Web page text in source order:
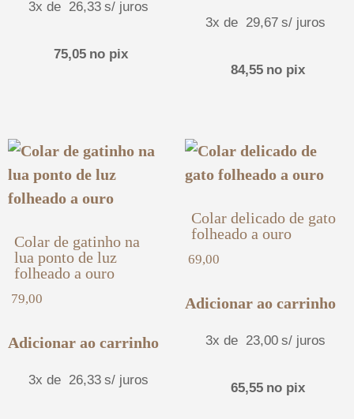
3x de 26,33 s/ juros
75,05 no pix
3x de 29,67 s/ juros
84,55 no pix
Colar de gatinho na
lua ponto de luz
folheado a ouro
79,00
Adicionar ao carrinho
3x de 26,33 s/ juros
Colar delicado de gato
folheado a ouro
69,00
Adicionar ao carrinho
3x de 23,00 s/ juros
65,55 no pix